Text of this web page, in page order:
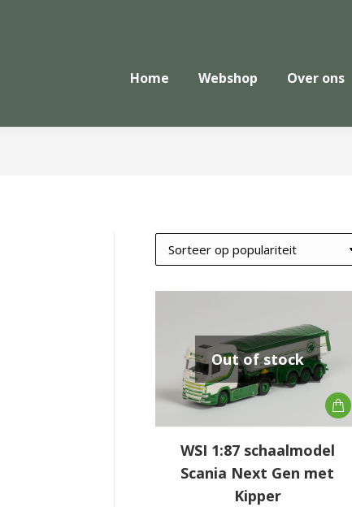
Home Webshop Over ons
Out of stock
WSI 1:87 schaalmodel
Scania Next Gen met
Kipper